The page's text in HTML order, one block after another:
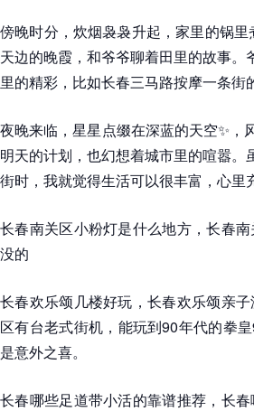
傍晚时分，炊烟袅袅升起，家里的锅
天边的晚霞，和爷爷聊着田里的故事
里的精彩，比如长春三马路按摩一条
夜晚来临，星星点缀在深蓝的天空✨
明天的计划，也幻想着城市里的喧嚣
街时，我就觉得生活可以很丰富，心里
长春南关区小粉灯是什么地方，长春
没的
长春欢乐颂几楼好玩，长春欢乐颂亲
区有台老式街机，能玩到90年代的拳
是意外之喜。
长春哪些足道带小活的靠谱推荐，长